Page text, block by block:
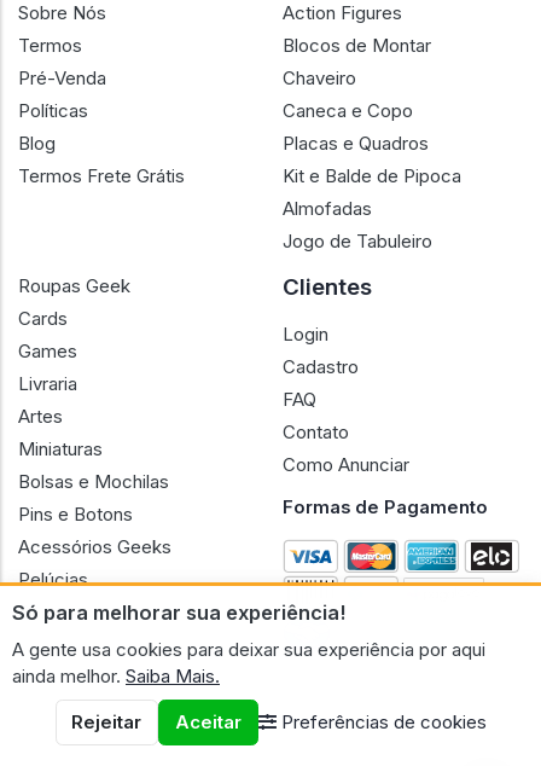
Só para melhorar sua experiência!
A gente usa cookies para deixar sua experiência por aqui
ainda melhor. Saiba Mais.
Rejeitar
Aceitar Preferências de cookies
Sobre Nós
Termos
Pré-Venda
Políticas
Blog
Termos Frete Grátis
Action Figures
Blocos de Montar
Chaveiro
Caneca e Copo
Placas e Quadros
Kit e Balde de Pipoca
Almofadas
Jogo de Tabuleiro
Roupas Geek
Cards
Games
Livraria
Artes
Miniaturas
Bolsas e Mochilas
Pins e Botons
Acessórios Geeks
Pelúcias
Bonecas
Clientes
Login
Cadastro
FAQ
Contato
Como Anunciar
Formas de Pagamento
CNPJ n.º 30.220.458/0001-17 - GERAL GEEK PORTAL ELETRONICO